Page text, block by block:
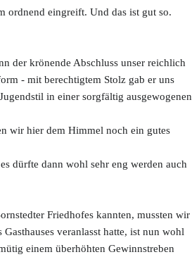
ordnend eingreift. Und das ist gut so.
der krönende Abschluss unser reichlich
- mit berechtigtem Stolz gab er uns
in einer sorgfältig ausgewogenen
wir hier dem Himmel noch ein gutes
dürfte dann wohl sehr eng werden auch
Friedhofes kannten, mussten wir
veranlasst hatte, ist nun wohl
einem überhöhten Gewinnstreben